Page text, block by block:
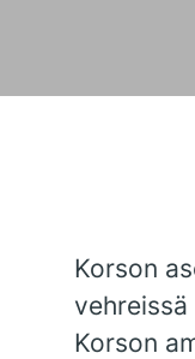
Korson
vehreissä
Korson